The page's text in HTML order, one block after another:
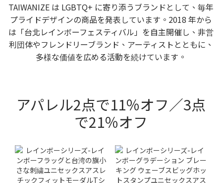
TAIWANIZE は LGBTQ+ に寄り添うブランドとして、毎年
プライドデザインの商品を発表しています。2018 年から
は「台北レインボーフェスティバル」を自主開催し、非営
利団体やフレンドリーブランド、アーティストとともに、
多様な価値を広める活動を続けています。
アパレル2点で11％オフ／3点
で21％オフ